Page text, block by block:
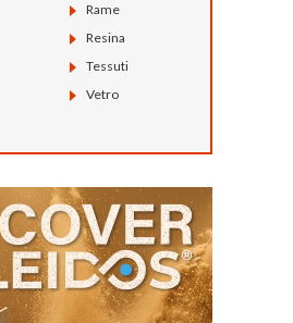
Rame
Resina
Tessuti
Vetro